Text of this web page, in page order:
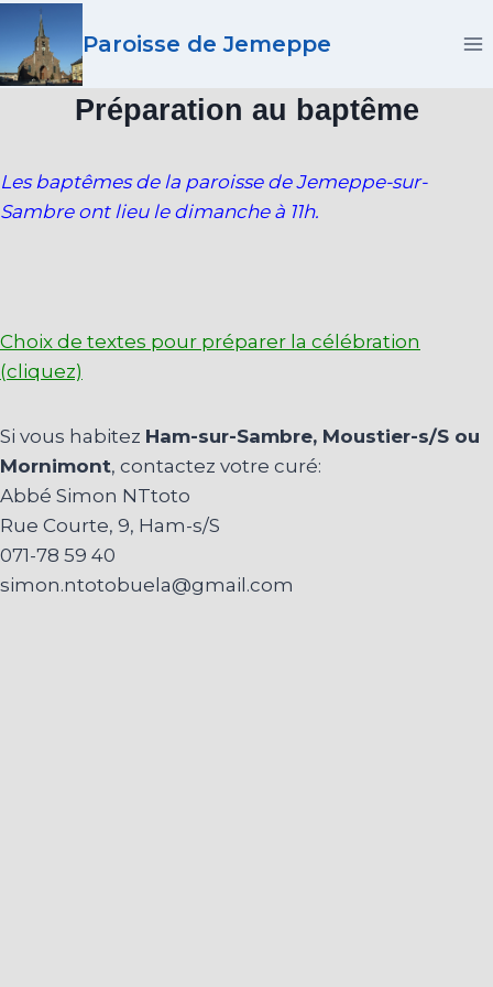
Paroisse de Jemeppe
Préparation au baptême
Les baptêmes de la paroisse de Jemeppe-sur-
Sambre ont lieu le dimanche à 11h.
Choix de textes pour préparer la célébration
(cliquez)
Si vous habitez Ham-sur-Sambre, Moustier-s/S ou
Mornimont, contactez votre curé:
Abbé Simon NTtoto
Rue Courte, 9, Ham-s/S
071-78 59 40
simon.ntotobuela@gmail.com